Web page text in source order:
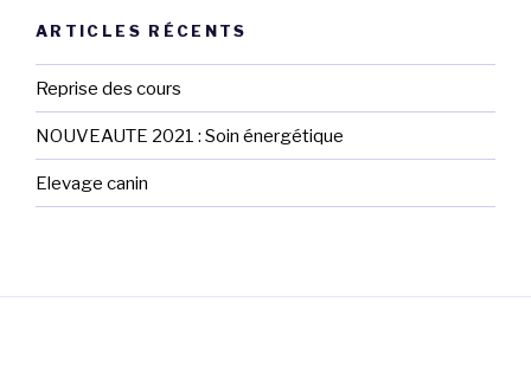
ARTICLES RÉCENTS
Reprise des cours
NOUVEAUTE 2021 : Soin énergétique
Elevage canin